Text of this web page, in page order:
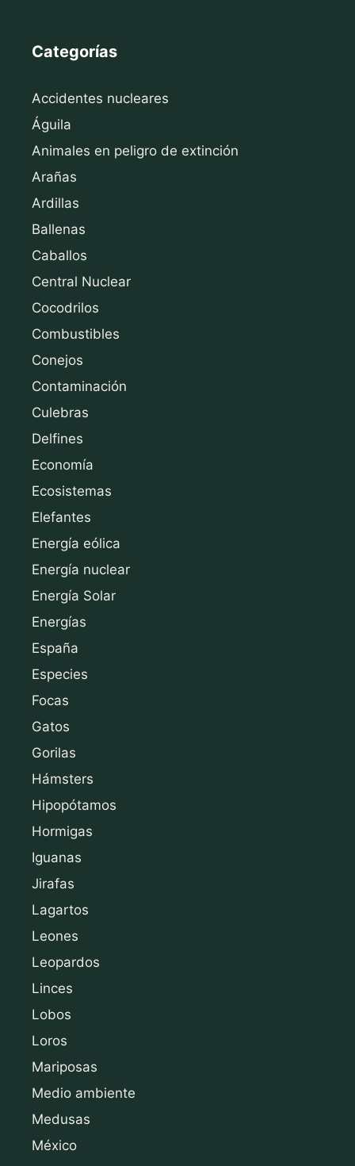
Categorías
Accidentes nucleares
Águila
Animales en peligro de extinción
Arañas
Ardillas
Ballenas
Caballos
Central Nuclear
Cocodrilos
Combustibles
Conejos
Contaminación
Culebras
Delfines
Economía
Ecosistemas
Elefantes
Energía eólica
Energía nuclear
Energía Solar
Energías
España
Especies
Focas
Gatos
Gorilas
Hámsters
Hipopótamos
Hormigas
Iguanas
Jirafas
Lagartos
Leones
Leopardos
Linces
Lobos
Loros
Mariposas
Medio ambiente
Medusas
México